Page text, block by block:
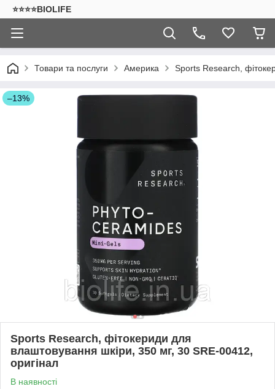
⭐⭐⭐⭐BIOLIFE
Товари та послуги Америка Sports Research,
–13%
Sports Research, фітокериди для
влаштовування шкіри, 350 мг, 30 SRE-00412,
оригінал
В наявності